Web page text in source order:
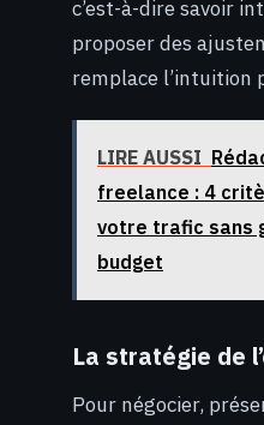
c’est-à-dire savoir
proposer des
remplace l’intuition
LIRE AUSSI
freelance : 4
votre trafic sans
budget
La stratégie de
Pour négocier,